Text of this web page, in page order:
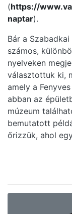
(https://
naptar).
Bár a
számos,
nyelveken
választottuk ki,
amely a
abban az
múzeum
bemutatott
őrizzük, ahol